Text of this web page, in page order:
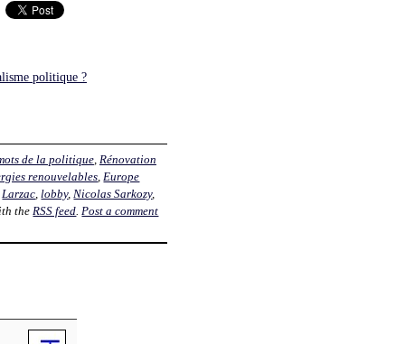
politique ?
de la politique, Rénovation
renouvelables Europe
Larzac lobby, Nicolas Sarkozy,
the RSS feed Post a comment